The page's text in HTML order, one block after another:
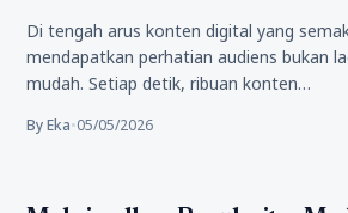
Di tengah arus konten digital yang
mendapatkan perhatian audiens bukan
mudah. Setiap detik, ribuan konten…
By Eka•05/05/2026